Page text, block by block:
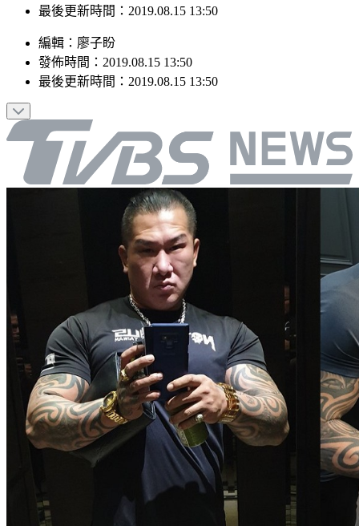
最後更新時間：2019.08.15 13:50
編輯 ： 廖子盼
發佈時間： 2019.08.15 13:50
最後更新時間： 2019.08.15 13:50